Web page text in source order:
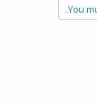
You